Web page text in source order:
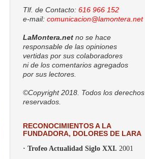
Tlf. de Contacto: 616 966 152
e-mail: comunicacion@lamontera.net
LaMontera.net no se hace
responsable de las opiniones
vertidas por sus colaboradores
ni de los comentarios agregados
por sus lectores.
©Copyright 2018. Todos los derechos
reservados.
RECONOCIMIENTOS A LA
FUNDADORA, DOLORES DE LARA
· Trofeo Actualidad Siglo XXI. 2001